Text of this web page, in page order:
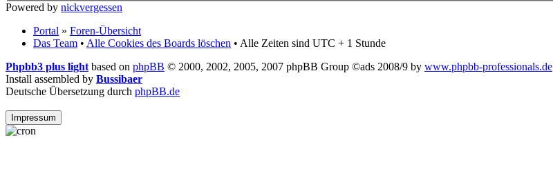
Powered by nickvergessen
Portal » Foren-Übersicht
Das Team • Alle Cookies des Boards löschen • Alle Zeiten sind UTC + 1 Stunde
Phpbb3 plus light based on phpBB © 2000, 2002, 2005, 2007 phpBB Group ©ads 2008/9 by www.phpbb-professionals.de
Install assembled by Bussibaer
Deutsche Übersetzung durch phpBB.de